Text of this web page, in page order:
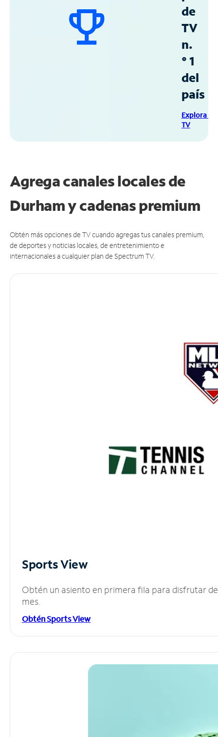
de
TV
n.
° 1
del
país
Explora
TV
Agrega canales locales de
Durham y cadenas premium
Obtén más opciones de TV cuando agregas tus canales premium,
de deportes y noticias locales, de entretenimiento e
internacionales a cualquier plan de Spectrum TV.
Sports View
Obtén un asiento en primera fila para disfrutar
mes.
Obtén Sports View